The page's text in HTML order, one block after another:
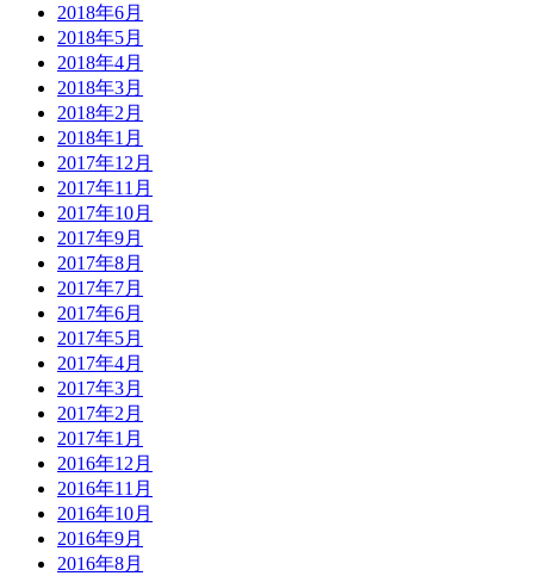
2018年6月
2018年5月
2018年4月
2018年3月
2018年2月
2018年1月
2017年12月
2017年11月
2017年10月
2017年9月
2017年8月
2017年7月
2017年6月
2017年5月
2017年4月
2017年3月
2017年2月
2017年1月
2016年12月
2016年11月
2016年10月
2016年9月
2016年8月